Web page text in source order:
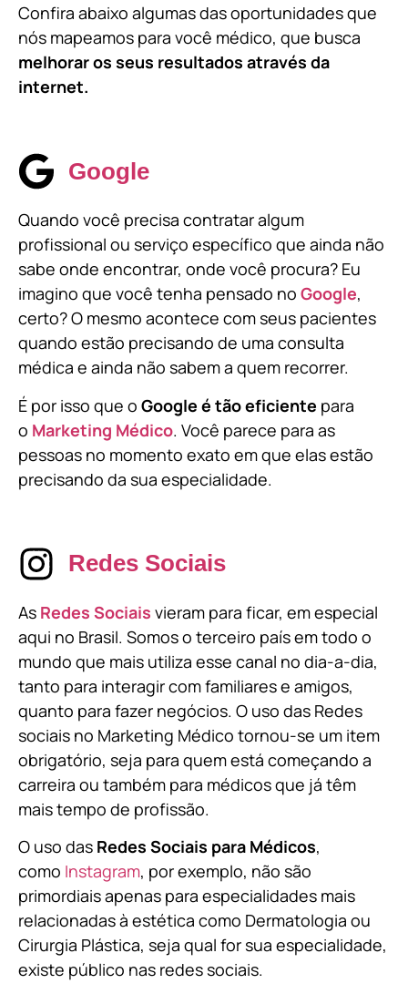
Confira abaixo algumas das oportunidades que
nós mapeamos para você médico, que busca
melhorar os seus resultados através da
internet.
Google
Quando você precisa contratar algum
profissional ou serviço específico que ainda não
sabe onde encontrar, onde você procura? Eu
imagino que você tenha pensado no Google,
certo? O mesmo acontece com seus pacientes
quando estão precisando de uma consulta
médica e ainda não sabem a quem recorrer.
É por isso que o Google é tão eficiente para
o Marketing Médico. Você parece para as
pessoas no momento exato em que elas estão
precisando da sua especialidade.
Redes Sociais
As Redes Sociais vieram para ficar, em especial
aqui no Brasil. Somos o terceiro país em todo o
mundo que mais utiliza esse canal no dia-a-dia,
tanto para interagir com familiares e amigos,
quanto para fazer negócios. O uso das Redes
sociais no Marketing Médico tornou-se um item
obrigatório, seja para quem está começando a
carreira ou também para médicos que já têm
mais tempo de profissão.
O uso das Redes Sociais para Médicos,
como Instagram, por exemplo, não são
primordiais apenas para especialidades mais
relacionadas à estética como Dermatologia ou
Cirurgia Plástica, seja qual for sua especialidade,
existe público nas redes sociais.